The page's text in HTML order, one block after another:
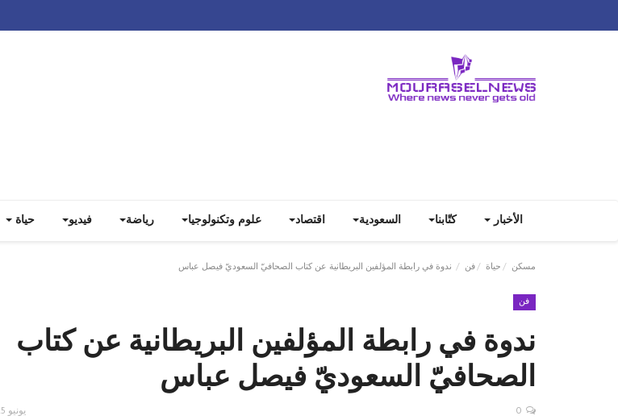
الأخبار كتّابنا السعودية اقتصاد علوم وتكنولوجيا رياضة فيديو حياة
مسكن حياة فن ندوة في رابطة المؤلفين البريطانية عن كتاب الصحافيّ السعوديّ فيصل عباس
فن
ندوة في رابطة المؤلفين البريطانية عن كتاب
الصحافيّ السعوديّ فيصل عباس
يونيو 25, 2024 - 22:14 0